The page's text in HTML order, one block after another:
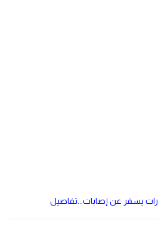
يسفر عن إصابات...تفاصيل